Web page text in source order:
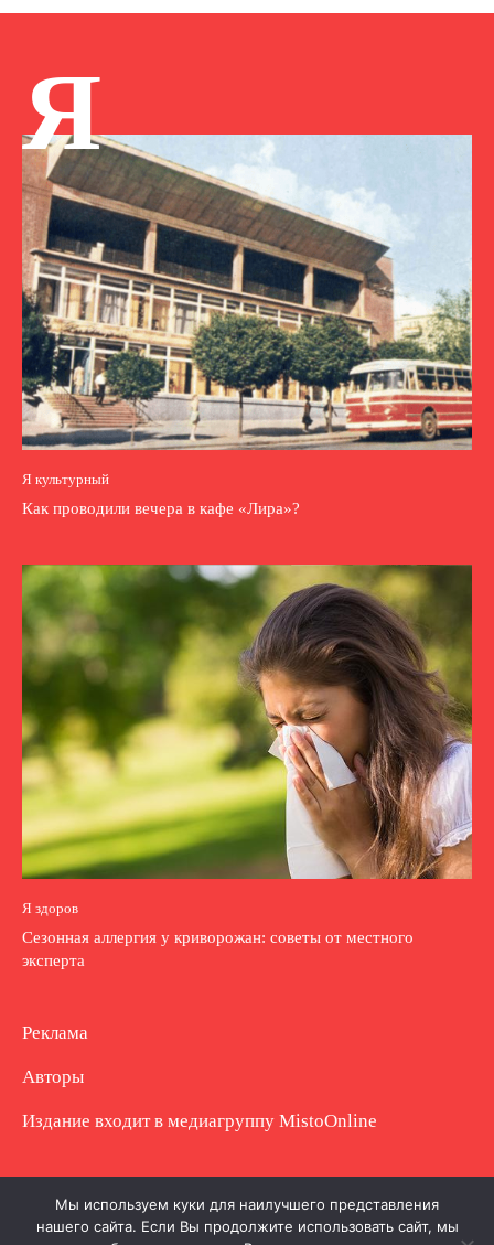
Я
Я культурный
Как проводили вечера в кафе «Лира»?
Я здоров
Сезонная аллергия у криворожан: советы от местного
эксперта
Реклама
Авторы
Издание входит в медиагруппу MistoOnline
Copyright © Полное использование материала
запрещено. Частично разрешено с гиперссылкой.
Мы используем куки для наилучшего представления
нашего сайта. Если Вы продолжите использовать сайт, мы